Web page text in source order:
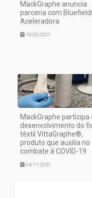
MackGraphe anuncia
parceria com
Aceleradora
13/05/2021
MackGraphe participa
desenvolvimento do
têxtil VittaGraphe®,
produto que auxilia no
combate à COVID-19
04/11/2020